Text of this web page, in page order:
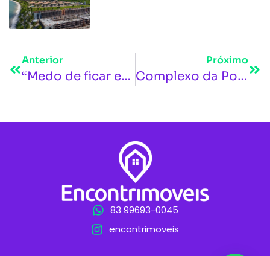
Anterior
“Medo de ficar em prédio abandonado”: Entre entulhos e poeira, duas idosas travam batalha para não deixar o lar em Fortaleza
Próximo
Complexo da Ponte do Futuro homenageará ex-governador José Maranhão
83 99693-0045
encontrimoveis